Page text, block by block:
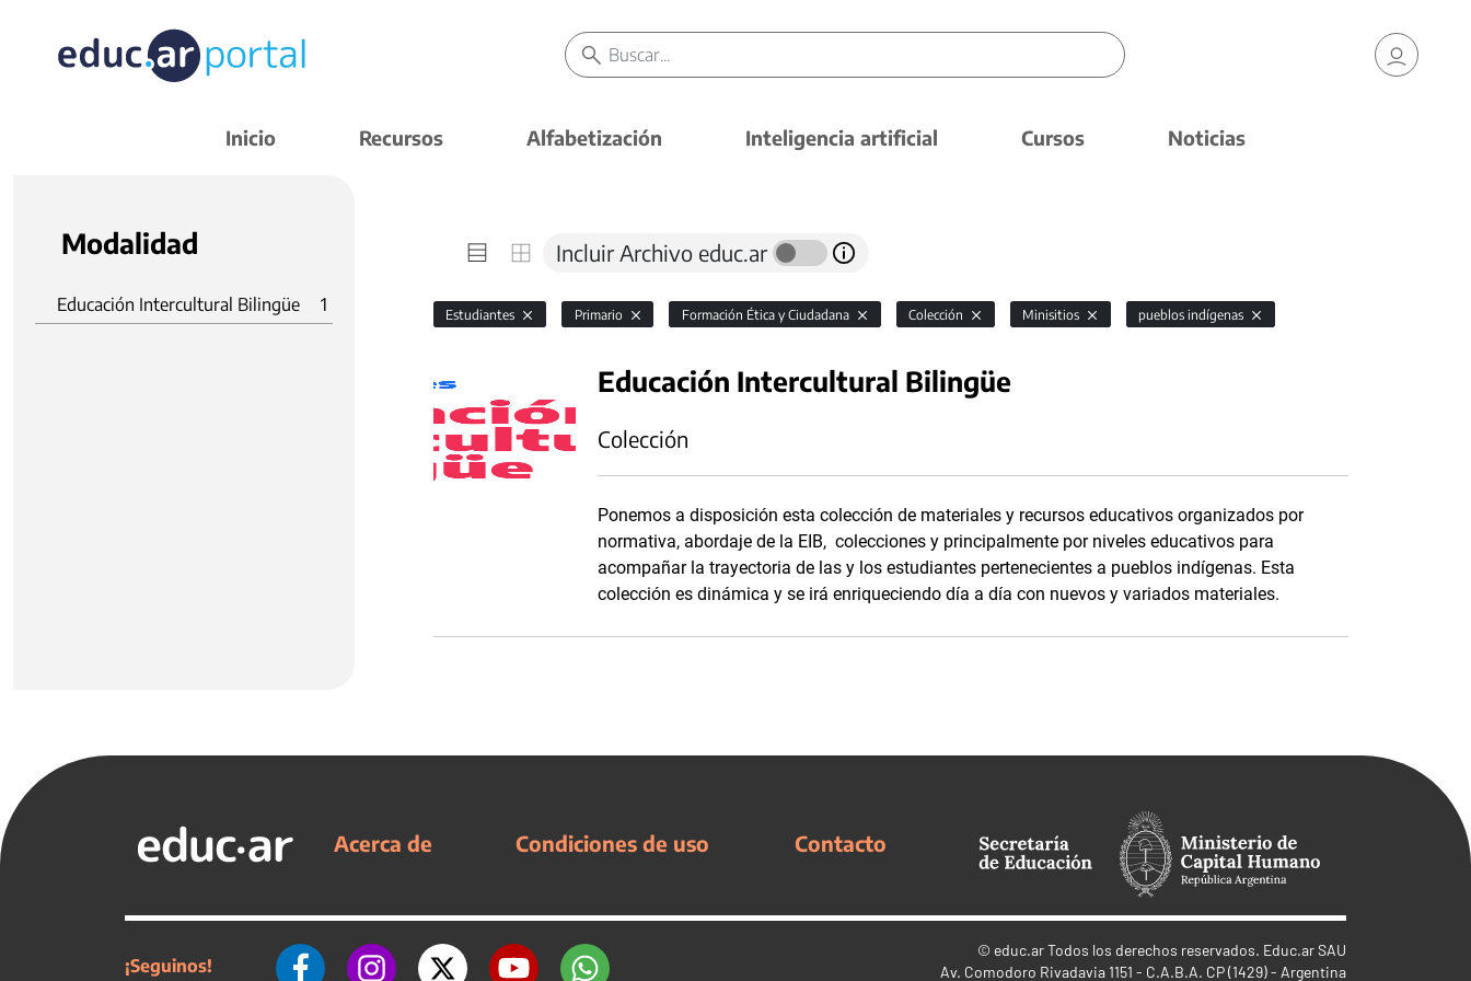
Inicio Recursos Alfabetización Inteligencia artificial Cursos Noticias
Modalidad
Educación Intercultural Bilingüe 1
Incluir Archivo educ.ar
Estudiantes Primario Formación Ética y Ciudadana Colección Minisitios pueblos indígenas
Educación Intercultural Bilingüe
Colección
Ponemos a disposición esta colección de materiales y recursos educativos organizados por
normativa, abordaje de la EIB, colecciones y principalmente por niveles educativos para
acompañar la trayectoria de las y los estudiantes pertenecientes a pueblos indígenas. Esta
colección es dinámica y se irá enriqueciendo día a día con nuevos y variados materiales.
Acerca de Condiciones de uso Contacto
¡Seguinos!
© educ.arTodos los derechos reservados. Educ.ar SAU
Av. Comodoro Rivadavia 1151 - C.A.B.A. CP (1429) - Argentina